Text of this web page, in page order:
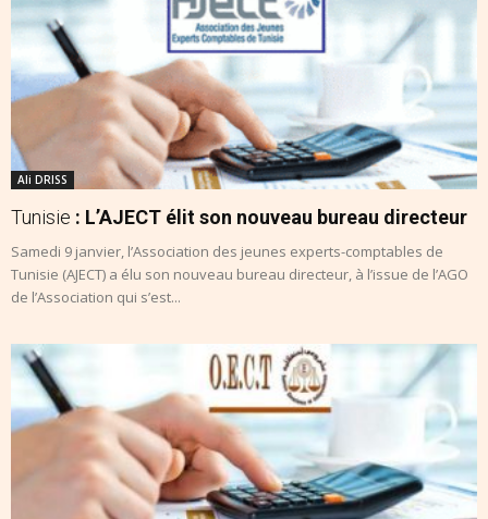
Ali DRISS
Tunisie : L’AJECT élit son nouveau bureau directeur
Samedi 9 janvier, l’Association des jeunes experts-comptables de
Tunisie (AJECT) a élu son nouveau bureau directeur, à l’issue de l’AGO
de l’Association qui s’est...